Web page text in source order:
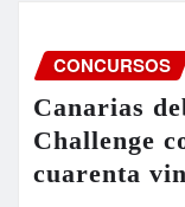
CONCURSOS
Canarias
Challenge
cuarenta